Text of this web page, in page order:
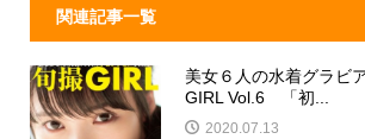
関連記事一覧
美女６人の水着グラビ
GIRL Vol.6 「初...
2020.07.13